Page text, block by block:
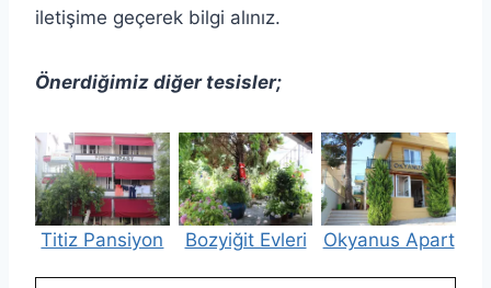
iletişime geçerek bilgi alınız.
Önerdiğimiz diğer tesisler;
Titiz Pansiyon Bozyiğit Evleri Okyanus Apart